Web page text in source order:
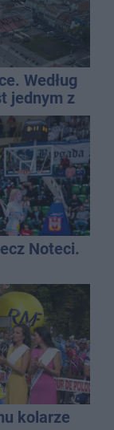
Według
jednym z
Noteci.
kolarze